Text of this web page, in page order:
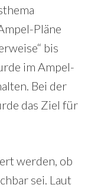
Pläne
bis
im Ampel-
Bei der
das Ziel für
werden, ob
sei. Laut